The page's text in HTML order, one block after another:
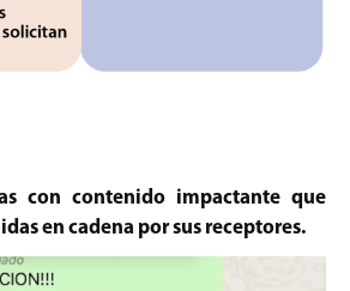
con contenido impactante que
en cadena por sus receptores.